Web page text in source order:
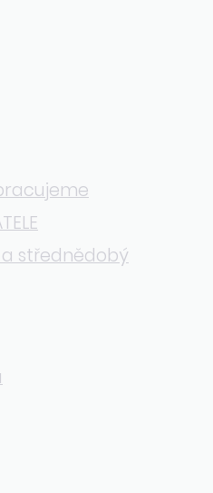
střednědobý